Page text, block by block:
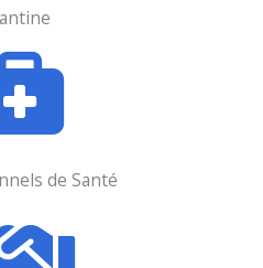
de Santé